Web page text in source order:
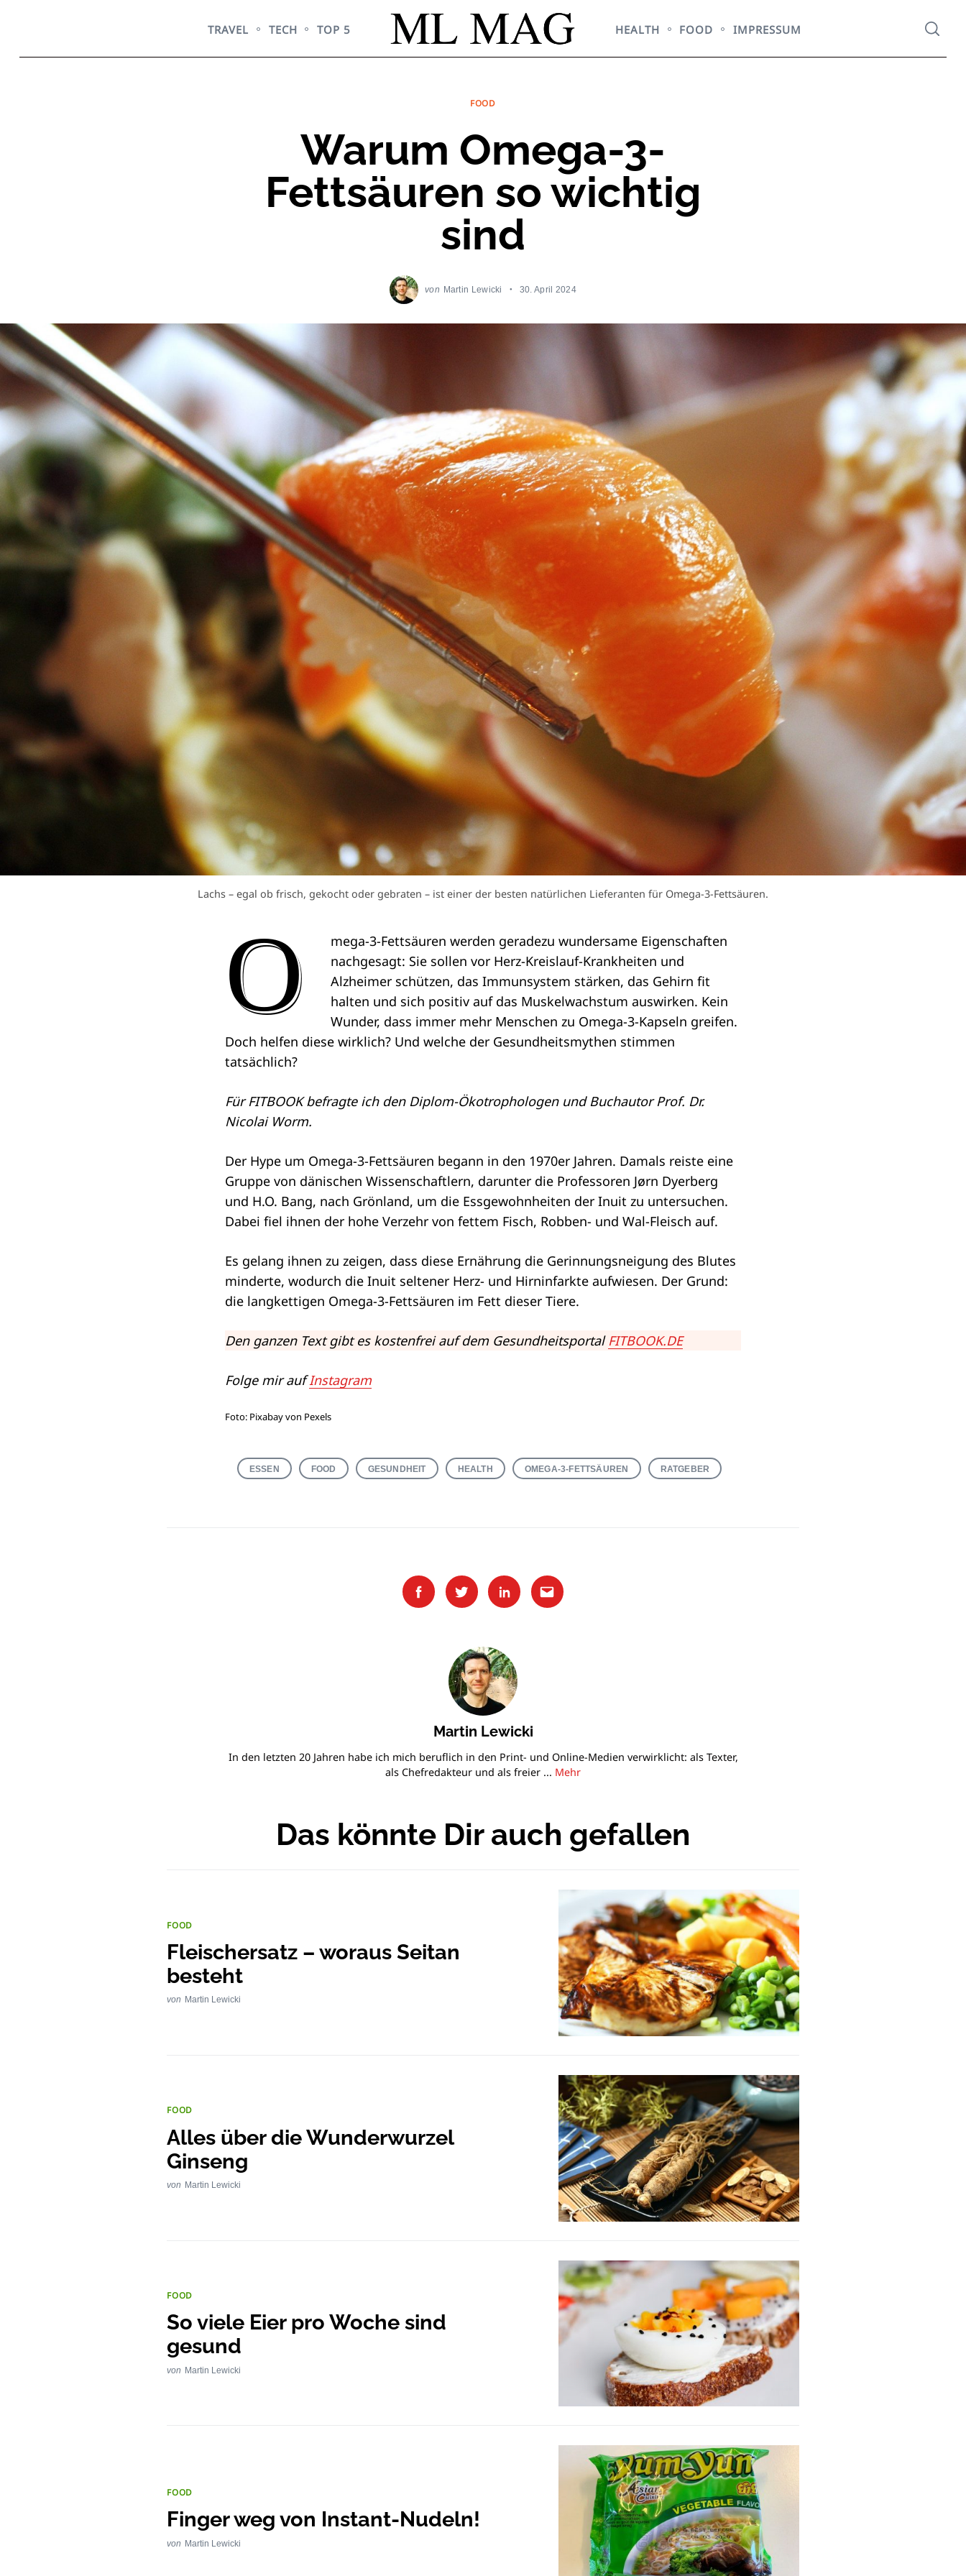
TRAVEL TECH TOP 5 HEALTH FOOD IMPRESSUM
FOOD
Warum Omega-3-
Fettsäuren so wichtig
sind
von Martin Lewicki 30. April 2024
Lachs – egal ob frisch, gekocht oder gebraten – ist einer der besten natürlichen Lieferanten für Omega-3-Fettsäuren.
O
mega-3-Fettsäuren werden geradezu wundersame Eigenschaften
nachgesagt: Sie sollen vor Herz-Kreislauf-Krankheiten und
Alzheimer schützen, das Immunsystem stärken, das Gehirn fit
halten und sich positiv auf das Muskelwachstum auswirken. Kein
Wunder, dass immer mehr Menschen zu Omega-3-Kapseln greifen.
Doch helfen diese wirklich? Und welche der Gesundheitsmythen stimmen
tatsächlich?
Für FITBOOK befragte ich den Diplom-Ökotrophologen und Buchautor Prof. Dr.
Nicolai Worm.
Der Hype um Omega-3-Fettsäuren begann in den 1970er Jahren. Damals reiste eine
Gruppe von dänischen Wissenschaftlern, darunter die Professoren Jørn Dyerberg
und H.O. Bang, nach Grönland, um die Essgewohnheiten der Inuit zu untersuchen.
Dabei fiel ihnen der hohe Verzehr von fettem Fisch, Robben- und Wal-Fleisch auf.
Es gelang ihnen zu zeigen, dass diese Ernährung die Gerinnungsneigung des Blutes
minderte, wodurch die Inuit seltener Herz- und Hirninfarkte aufwiesen. Der Grund:
die langkettigen Omega-3-Fettsäuren im Fett dieser Tiere.
Den ganzen Text gibt es kostenfrei auf dem GesundheitsportalFITBOOK.DE
Folge mir aufInstagram
Foto: Pixabay von Pexels
ESSEN FOOD GESUNDHEIT HEALTH OMEGA-3-FETTSÄUREN RATGEBER
FacebookTwitterLinkedinEmail
Martin Lewicki
In den letzten 20 Jahren habe ich mich beruflich in den Print- und Online-Medien verwirklicht: als Texter,
als Chefredakteur und als freier ... Mehr
Das könnte Dir auch gefallen
FOOD
Fleischersatz – woraus Seitan
besteht
von Martin Lewicki
FOOD
Alles über die Wunderwurzel
Ginseng
von Martin Lewicki
FOOD
So viele Eier pro Woche sind
gesund
von Martin Lewicki
FOOD
Finger weg von Instant-Nudeln!
von Martin Lewicki